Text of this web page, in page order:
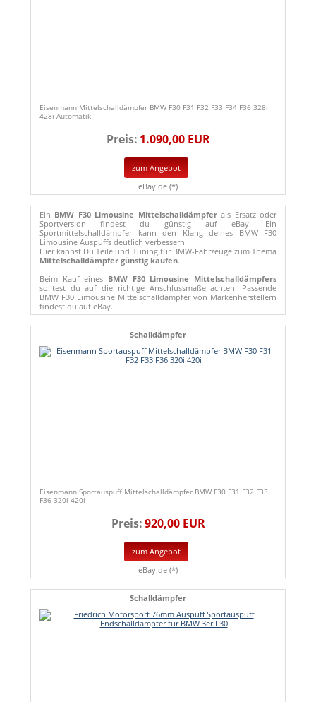
Eisenmann Mittelschalldämpfer BMW F30 F31 F32 F33 F34 F36 328i
428i Automatik
Preis: 1.090,00 EUR
zum Angebot
eBay.de (*)
Ein BMW F30 Limousine Mittelschalldämpferals Ersatz oder
Sportversion findest du günstig auf eBay. Ein
Sportmittelschalldämpfer kann den Klang deines BMW F30
Limousine Auspuffs deutlich verbessern.
Hier kannst Du Teile und Tuning für BMW-Fahrzeuge zum Thema
Mittelschalldämpfer günstig kaufen.
Beim Kauf eines BMW F30 Limousine Mittelschalldämpfers
solltest du auf die richtige Anschlussmaße achten. Passende
BMW F30 Limousine Mittelschalldämpfer von Markenherstellern
findest du auf eBay.
Schalldämpfer
Eisenmann Sportauspuff Mittelschalldämpfer BMW F30 F31 F32 F33
F36 320i 420i
Preis:920,00 EUR
zum Angebot
eBay.de (*)
Schalldämpfer